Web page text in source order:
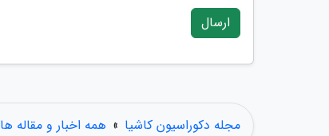
ارسال
مجله دکوراسیون کاشیا » همه اخبار و مقاله ها